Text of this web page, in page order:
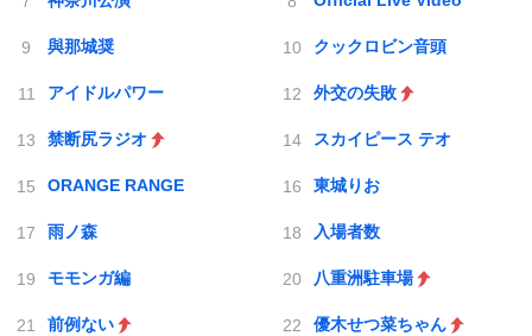
與那城奨 クックロビン音頭
アイドルパワー 外交の失敗
禁断尻ラジオ スカイピース テオ
ORANGE RANGE 東城りお
雨ノ森 入場者数
モモンガ編 八重洲駐車場
前例ない 優木せつ菜ちゃん